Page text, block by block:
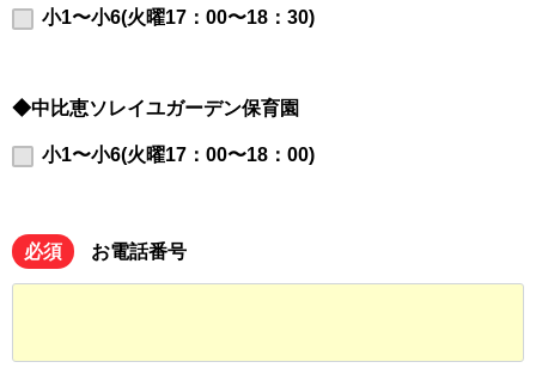
小1〜小6(火曜17：00〜18：30)
◆中比恵ソレイユガーデン保育園
小1〜小6(火曜17：00〜18：00)
必須 お電話番号